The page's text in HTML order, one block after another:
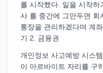
를 시작했다. 일을 시작하
사 를 중간에 그만두면
통장을 관리하겠다며 계
기 2. 금융권
개인정보 사고예방 시스
이 아르바이트 자리를 구